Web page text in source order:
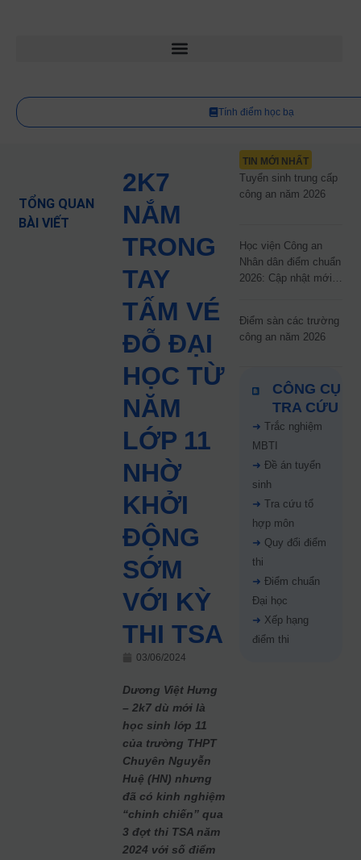
Tính điểm học bạ
TỔNG QUAN
BÀI VIẾT
2K7
NẮM
TRONG
TAY
TẤM VÉ
ĐỖ ĐẠI
HỌC TỪ
NĂM
LỚP 11
NHỜ
KHỞI
ĐỘNG
SỚM
VỚI KỲ
THI TSA
03/06/2024
Dương Việt Hưng
– 2k7 dù mới là
học sinh lớp 11
của trường THPT
Chuyên Nguyễn
Huệ (HN) nhưng
đã có kinh nghiệm
“chinh chiến” qua
3 đợt thi TSA năm
2024 với số điểm
TIN MỚI NHẤT
Tuyển sinh trung cấp
công an năm 2026
Học viện Công an
Nhân dân điểm chuẩn
2026: Cập nhật mới
Điểm sàn các trường
công an năm 2026
CÔNG CỤ
TRA CỨU
➜ Trắc nghiệm
MBTI
➜ Đề án tuyển
sinh
➜ Tra cứu tổ
hợp môn
➜ Quy đổi điểm
thi
➜ Điểm chuẩn
Đại học
➜ Xếp hạng
điểm thi